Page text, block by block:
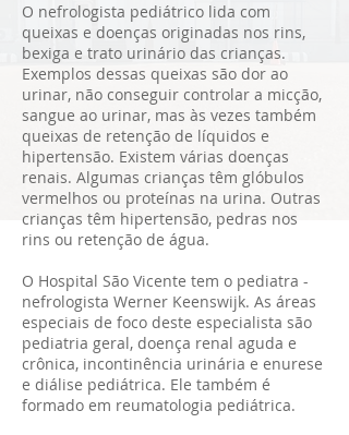
O nefrologista pediátrico lida com
queixas e doenças originadas nos rins,
bexiga e trato urinário das crianças.
Exemplos dessas queixas são dor ao
urinar, não conseguir controlar a micção,
sangue ao urinar, mas às vezes também
queixas de retenção de líquidos e
hipertensão. Existem várias doenças
renais. Algumas crianças têm glóbulos
vermelhos ou proteínas na urina. Outras
crianças têm hipertensão, pedras nos
rins ou retenção de água.
O Hospital São Vicente tem o pediatra -
nefrologista Werner Keenswijk. As áreas
especiais de foco deste especialista são
pediatria geral, doença renal aguda e
crônica, incontinência urinária e enurese
e diálise pediátrica. Ele também é
formado em reumatologia pediátrica.